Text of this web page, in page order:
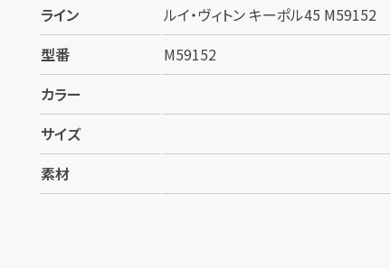
ライン
ルイ・ヴィトン キーポル45 M59152
型番
M59152
カラー
サイズ
素材